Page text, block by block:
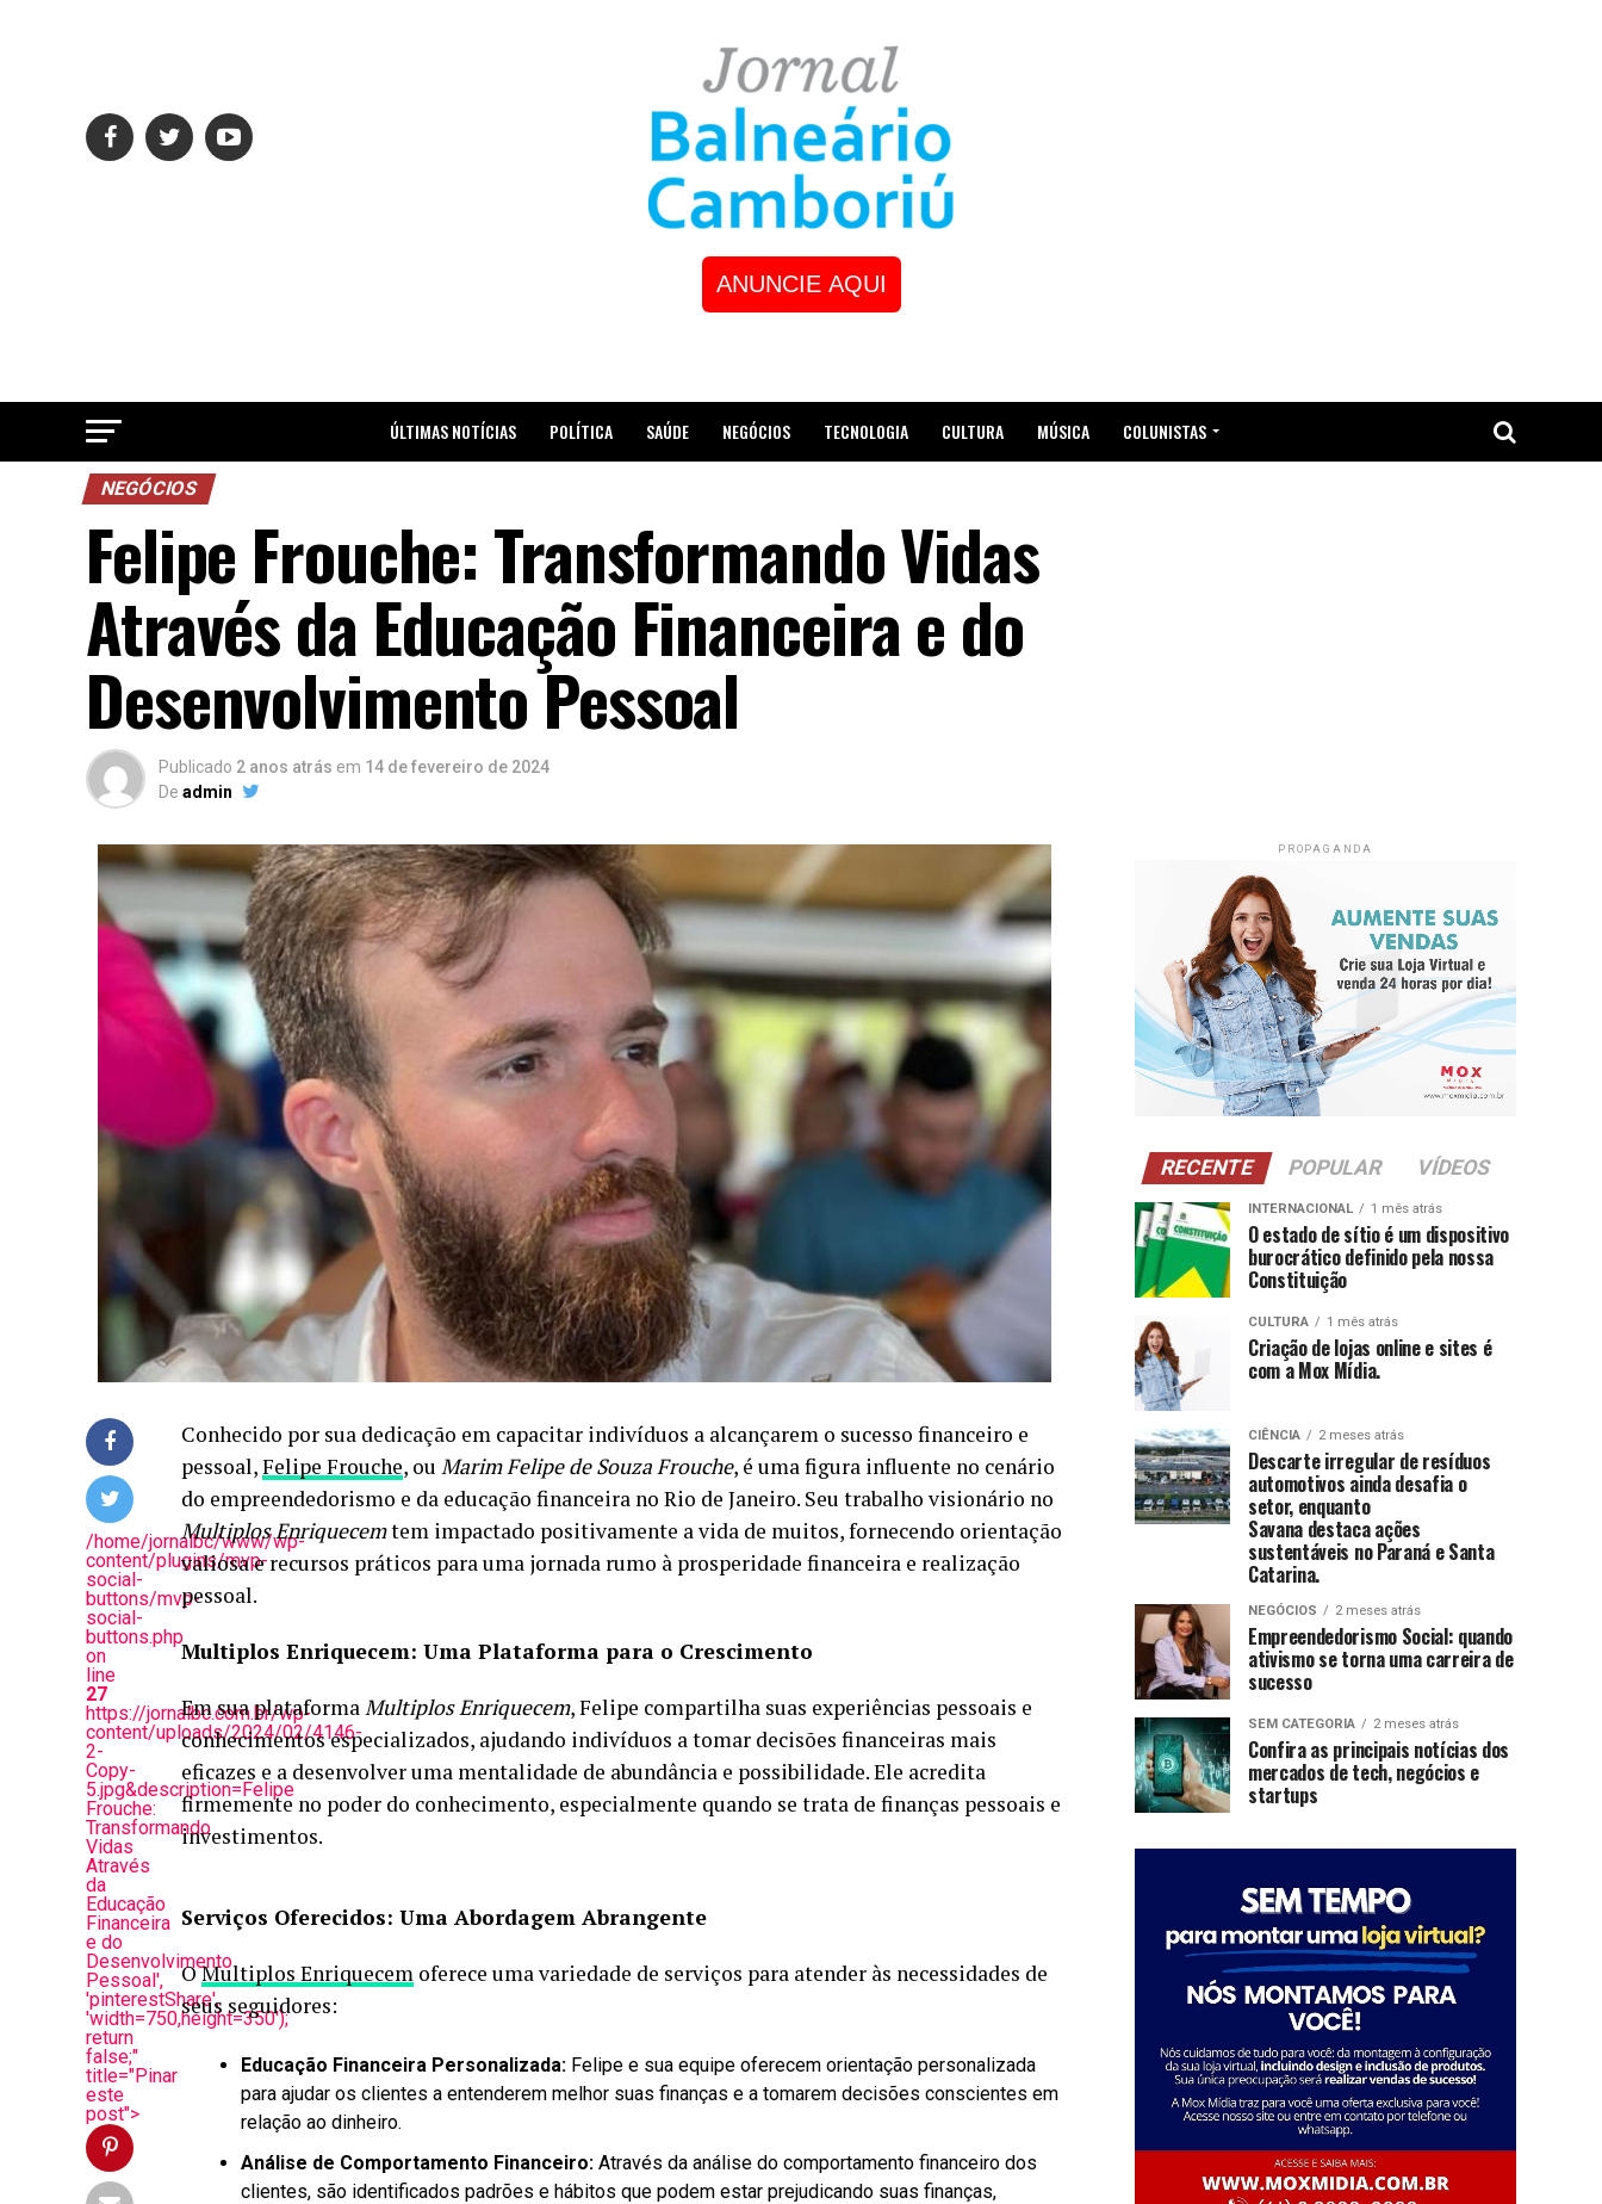
ANUNCIE AQUI
ÚLTIMAS NOTÍCIAS POLÍTICA SAÚDE NEGÓCIOS TECNOLOGIA CULTURA MÚSICA COLUNISTAS
NEGÓCIOS
Felipe Frouche: Transformando Vidas
Através da Educação Financeira e do
Desenvolvimento Pessoal
Publicado 2 anos atrás em 14 de fevereiro de 2024
De admin
/home/jornalbc/www/wp-
content/plugins/mvp-
social-
buttons/mvp-
social-
buttons.php
on
line
27
https://jornalbc.com.br/wp-
content/uploads/2024/02/4146-
2-
Copy-
5.jpg&description=Felipe
Frouche:
Transformando
Vidas
Através
da
Educação
Financeira
e do
Desenvolvimento
Pessoal',
'pinterestShare',
'width=750,height=350');
return
false;"
title="Pinar
este
post">
Conhecido por sua dedicação em capacitar indivíduos a alcançarem o sucesso financeiro e
pessoal,Felipe Frouche, ou Marim Felipe de Souza Frouche, é uma figura influente no cenário
do empreendedorismo e da educação financeira no Rio de Janeiro. Seu trabalho visionário no
Multiplos Enriquecemtem impactado positivamente a vida de muitos, fornecendo orientação
valiosa e recursos práticos para uma jornada rumo à prosperidade financeira e realização
pessoal.
Multiplos Enriquecem: Uma Plataforma para o Crescimento
Em sua plataformaMultiplos Enriquecem, Felipe compartilha suas experiências pessoais e
conhecimentos especializados, ajudando indivíduos a tomar decisões financeiras mais
eficazes e a desenvolver uma mentalidade de abundância e possibilidade. Ele acredita
firmemente no poder do conhecimento, especialmente quando se trata de finanças pessoais e
investimentos.
Serviços Oferecidos: Uma Abordagem Abrangente
OMultiplos Enriquecem oferece uma variedade de serviços para atender às necessidades de
seus seguidores:
Educação Financeira Personalizada: Felipe e sua equipe oferecem orientação personalizada
para ajudar os clientes a entenderem melhor suas finanças e a tomarem decisões conscientes em
relação ao dinheiro.
Análise de Comportamento Financeiro: Através da análise do comportamento financeiro dos
clientes, são identificados padrões e hábitos que podem estar prejudicando suas finanças,
PROPAGANDA
RECENTE POPULAR VÍDEOS
INTERNACIONAL 1 mês atrás
O estado de sítio é um dispositivo
burocrático definido pela nossa
Constituição
CULTURA 1 mês atrás
Criação de lojas online e sites é
com a Mox Mídia.
CIÊNCIA 2 meses atrás
Descarte irregular de resíduos
automotivos ainda desafia o
setor, enquanto
Savana destaca ações
sustentáveis no Paraná e Santa
Catarina.
NEGÓCIOS 2 meses atrás
Empreendedorismo Social: quando
ativismo se torna uma carreira de
sucesso
SEM CATEGORIA 2 meses atrás
Confira as principais notícias dos
mercados de tech, negócios e
startups